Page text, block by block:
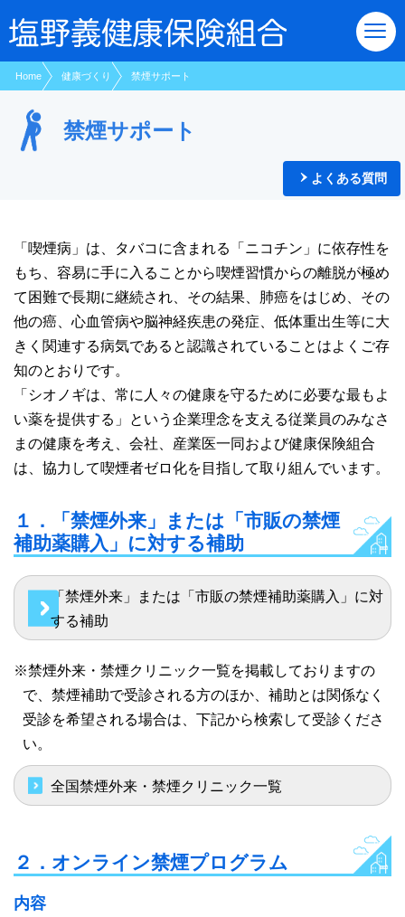
Home 健康づくり 禁煙サポート
禁煙サポート
よくある質問
「喫煙病」は、タバコに含まれる「ニコチン」に依存性を
もち、容易に手に入ることから喫煙習慣からの離脱が極め
て困難で長期に継続され、その結果、肺癌をはじめ、その
他の癌、心血管病や脳神経疾患の発症、低体重出生等に大
きく関連する病気であると認識されていることはよくご存
知のとおりです。
「シオノギは、常に人々の健康を守るために必要な最もよ
い薬を提供する」という企業理念を支える従業員のみなさ
まの健康を考え、会社、産業医一同および健康保険組合
は、協力して喫煙者ゼロ化を目指して取り組んでいます。
１．「禁煙外来」または「市販の禁煙
補助薬購入」に対する補助
「禁煙外来」または「市販の禁煙補助薬購入」に対
する補助
※禁煙外来・禁煙クリニック一覧を掲載しておりますの
で、禁煙補助で受診される方のほか、補助とは関係なく
受診を希望される場合は、下記から検索して受診くださ
い。
全国禁煙外来・禁煙クリニック一覧
２．オンライン禁煙プログラム
内容